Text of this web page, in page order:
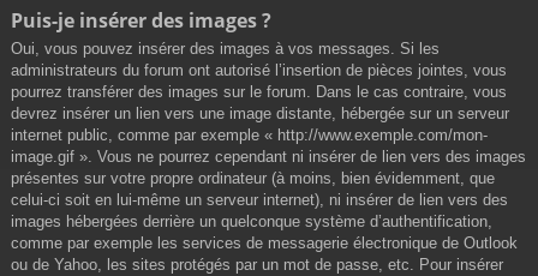
Puis-je insérer des images ?
Oui, vous pouvez insérer des images à vos messages. Si les
administrateurs du forum ont autorisé l’insertion de pièces jointes, vous
pourrez transférer des images sur le forum. Dans le cas contraire, vous
devrez insérer un lien vers une image distante, hébergée sur un serveur
internet public, comme par exemple « http://www.exemple.com/mon-
image.gif ». Vous ne pourrez cependant ni insérer de lien vers des images
présentes sur votre propre ordinateur (à moins, bien évidemment, que
celui-ci soit en lui-même un serveur internet), ni insérer de lien vers des
images hébergées derrière un quelconque système d’authentification,
comme par exemple les services de messagerie électronique de Outlook
ou de Yahoo, les sites protégés par un mot de passe, etc. Pour insérer